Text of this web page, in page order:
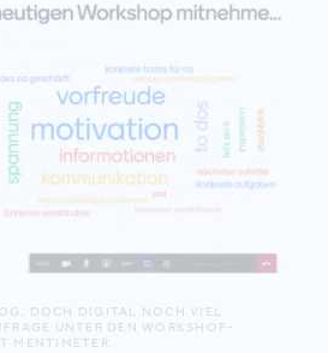
DOCH DIGITAL NOCH VIEL
UNTER DEN WORKSHOP-
MENTIMETER.